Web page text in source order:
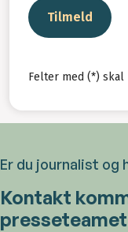
Tilmeld
Felter med (*) skal
Er du journalist og
Kontakt
presseteamet